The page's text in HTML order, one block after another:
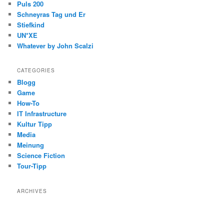
Puls 200
Schneyras Tag und Er
Stiefkind
UN*XE
Whatever by John Scalzi
CATEGORIES
Blogg
Game
How-To
IT Infrastructure
Kultur Tipp
Media
Meinung
Science Fiction
Tour-Tipp
ARCHIVES